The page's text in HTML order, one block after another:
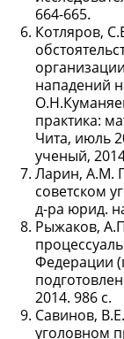
664-665.
Котляров,
нападений
практика:
Чита, июль
ученый,
Ларин, А.М.
советском
д-ра юрид.
Рыжаков,
Федерации
2014. 986 с.
Савинов,
уголовном